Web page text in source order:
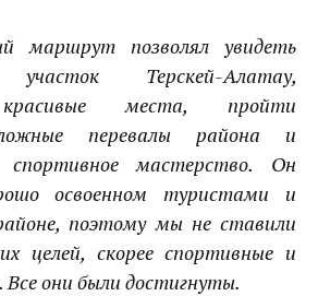
маршрут позволял увидеть
участок Терскей-Алатау,
места, пройти
перевалы района и
спортивное мастерство. Он
освоенном туристами и
поэтому мы не ставили
целей, скорее спортивные и
Все они были достигнуты.